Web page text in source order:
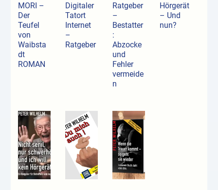
MORI –
Der
Teufel
von
Waibsta
dt
ROMAN
Digitaler
Tatort
Internet
–
Ratgeber
Ratgeber
–
Bestatter
:
Abzocke
und
Fehler
vermeide
n
Hörgerät
– Und
nun?